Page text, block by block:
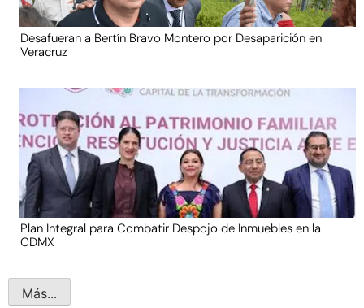
Desafueran a Bertín Bravo Montero por Desaparición en
Veracruz
Plan Integral para Combatir Despojo de Inmuebles en la
CDMX
Más...